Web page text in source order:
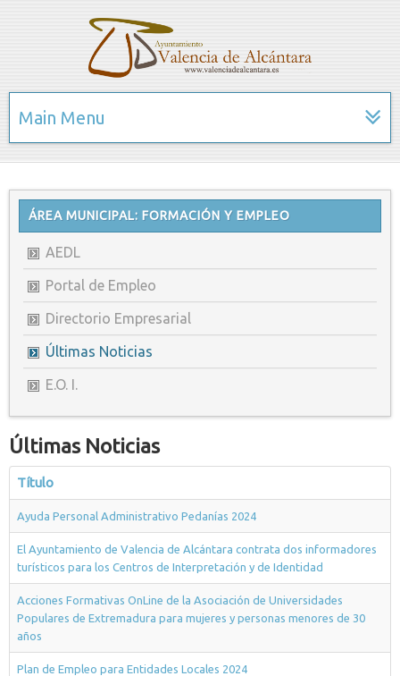
Main Menu
ÁREA MUNICIPAL: FORMACIÓN Y EMPLEO
AEDL
Portal de Empleo
Directorio Empresarial
Últimas Noticias
E.O. I.
Últimas Noticias
Título
Ayuda Personal Administrativo Pedanías 2024
El Ayuntamiento de Valencia de Alcántara contrata dos informadores
turísticos para los Centros de Interpretación y de Identidad
Acciones Formativas OnLine de la Asociación de Universidades
Populares de Extremadura para mujeres y personas menores de 30
años
Plan de Empleo para Entidades Locales 2024